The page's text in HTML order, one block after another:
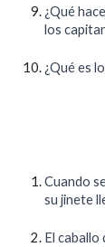
¿Qué
los
¿Qué es
Cuando
su jinete
El caballo